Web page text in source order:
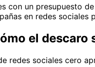
con un presupuesto
en redes sociales
el
redes sociales cero